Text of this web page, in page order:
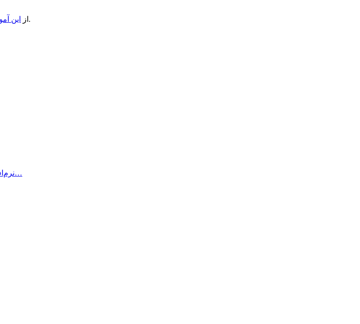
از این
استفاده کنید.
Rhino چیست؟ Rhino نرم‌افزاری قدرتمند برای مدل‌سازی سه‌بعدی و طراحی صنعتی است…